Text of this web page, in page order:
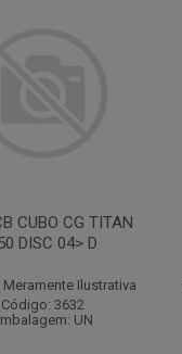
CUBO CG TITAN
DISC 04> D
Meramente Ilustrativa
Código: 3632
UN